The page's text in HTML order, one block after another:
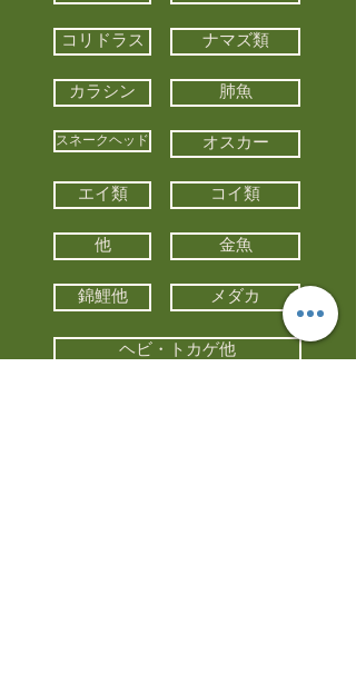
コリドラス ナマズ類
カラシン 肺魚
スネークヘッド オスカー
エイ類 コイ類
他 金魚
錦鯉他 メダカ
ヘビ・トカゲ他